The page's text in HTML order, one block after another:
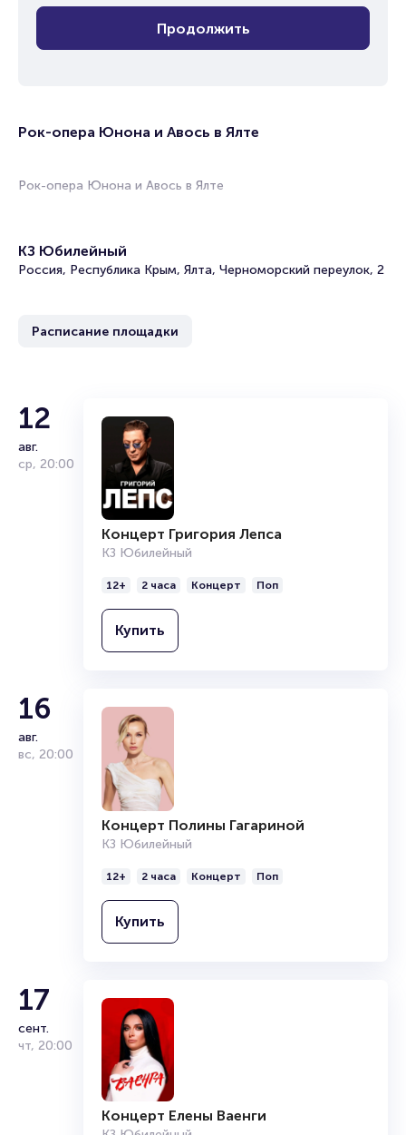
Продолжить
Рок-опера Юнона и Авось в Ялте
Рок-опера Юнона и Авось в Ялте
КЗ Юбилейный
Россия, Республика Крым, Ялта, Черноморский переулок, 2
Расписание площадки
12
авг.
ср, 20:00
Концерт Григория Лепса
КЗ Юбилейный
12+ 2 часа Концерт Поп
Купить
16
авг.
вс, 20:00
Концерт Полины Гагариной
КЗ Юбилейный
12+ 2 часа Концерт Поп
Купить
17
сент.
чт, 20:00
Концерт Елены Ваенги